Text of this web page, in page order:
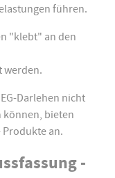
führen.
"klebt" an den
werden.
Darlehen nicht
können, bieten
an.
-